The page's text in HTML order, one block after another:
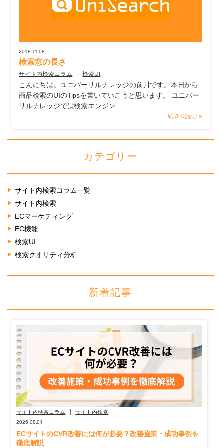
2018.11.08
検索窓の長さ
サイト内検索コラム 検索UI
こんにちは。ユニバーサルナレッジの前川です。本日から
商品検索のUIのTipsを書いていこうと思います。 ユニバー
サルナレッジでは検索エンジン...
続きを読む »
カテゴリー
サイト内検索コラム一覧
サイト内検索
ECマーケティング
EC機能
検索UI
検索クオリティ分析
新着記事
サイト内検索コラム サイト内検索
2026.08.04
ECサイトのCVR改善には何が必要？改善施策・成功事例を
徹底解説